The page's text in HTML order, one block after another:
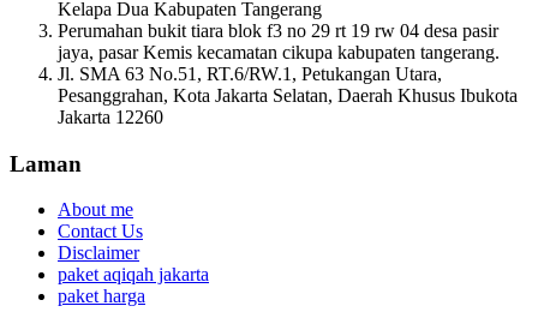
Kelapa Dua Kabupaten Tangerang
Perumahan bukit tiara blok f3 no 29 rt 19 rw 04 desa pasir
jaya, pasar Kemis kecamatan cikupa kabupaten tangerang.
Jl. SMA 63 No.51, RT.6/RW.1, Petukangan Utara,
Pesanggrahan, Kota Jakarta Selatan, Daerah Khusus Ibukota
Jakarta 12260
Laman
About me
Contact Us
Disclaimer
paket aqiqah jakarta
paket harga